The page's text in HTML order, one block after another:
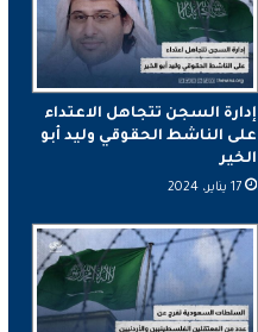
إدارة السجن تتجاهل الاعتداء
على الناشط الحقوقي وليد أبو
الخير
17 يناير، 2024